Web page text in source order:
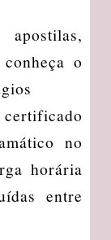
o
no
horária
entre